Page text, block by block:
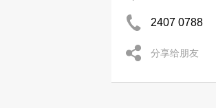
2407 0788
分享给朋友